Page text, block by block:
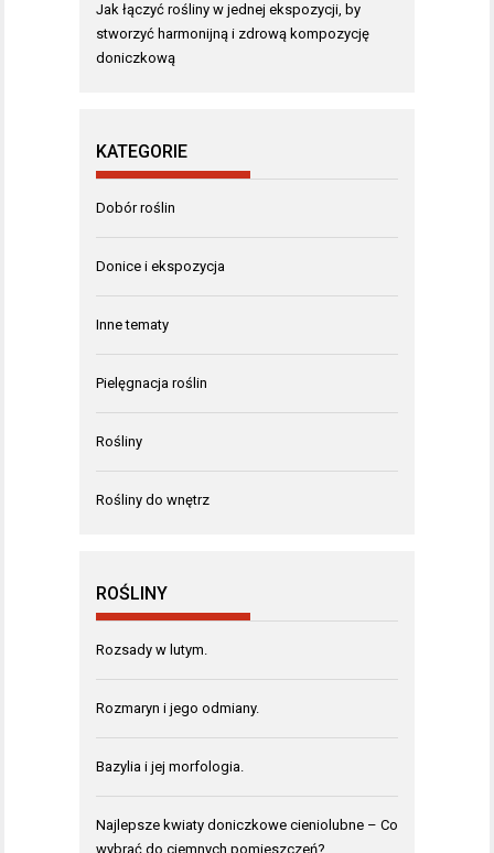
Jak łączyć rośliny w jednej ekspozycji, by
stworzyć harmonijną i zdrową kompozycję
doniczkową
KATEGORIE
Dobór roślin
Donice i ekspozycja
Inne tematy
Pielęgnacja roślin
Rośliny
Rośliny do wnętrz
ROŚLINY
Rozsady w lutym.
Rozmaryn i jego odmiany.
Bazylia i jej morfologia.
Najlepsze kwiaty doniczkowe cieniolubne – Co
wybrać do ciemnych pomieszczeń?